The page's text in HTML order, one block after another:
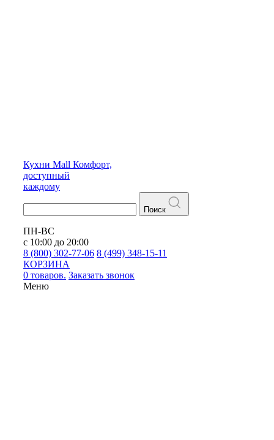
Кухни Mall Комфорт,
доступный
каждому
Поиск
ПН-ВС
с 10:00 до 20:00
8 (800) 302-77-06 8 (499) 348-15-11
КОРЗИНА
0 товаров. Заказать звонок
Меню